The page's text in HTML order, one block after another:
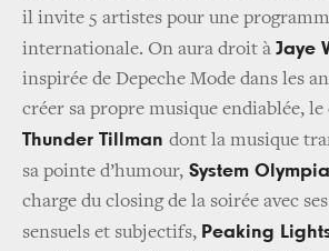
il invite 5 artistes pour une
internationale. On aura droit à Jaye
inspirée de Depeche Mode dans les
créer sa propre musique endiablée, le
Thunder Tillman dont la musique
sa pointe d’humour, System Olympia
charge du closing de la soirée avec
sensuels et subjectifs, Peaking